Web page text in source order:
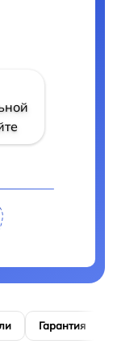
Гарантия